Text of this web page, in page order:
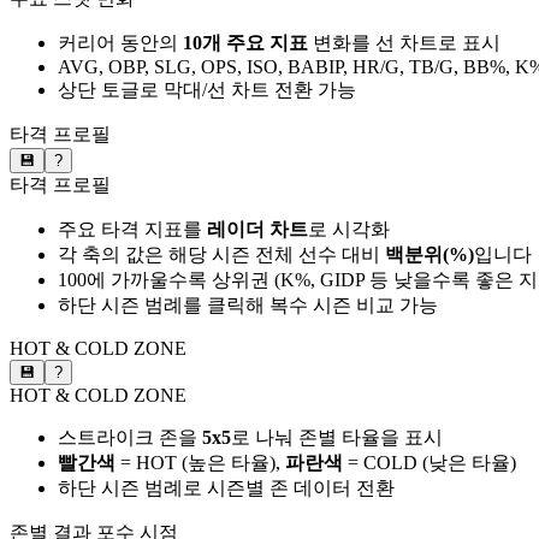
커리어 동안의 10개 주요 지표 변화를 선 차트로 표시
AVG, OBP, SLG, OPS, ISO, BABIP, HR/G, TB/G, BB%,
상단 토글로 막대/선 차트 전환 가능
타격 프로필
💾 ?
타격 프로필
주요 타격 지표를 레이더 차트로 시각화
각 축의 값은 해당 시즌 전체 선수 대비 백분위(%)입니다
100에 가까울수록 상위권 (K%, GIDP 등 낮을수록 좋은
하단 시즌 범례를 클릭해 복수 시즌 비교 가능
HOT & COLD ZONE
💾 ?
HOT & COLD ZONE
스트라이크 존을 5x5로 나눠 존별 타율을 표시
빨간색 = HOT (높은 타율), 파란색 = COLD (낮은 타율)
하단 시즌 범례로 시즌별 존 데이터 전환
존별 결과 포수 시점